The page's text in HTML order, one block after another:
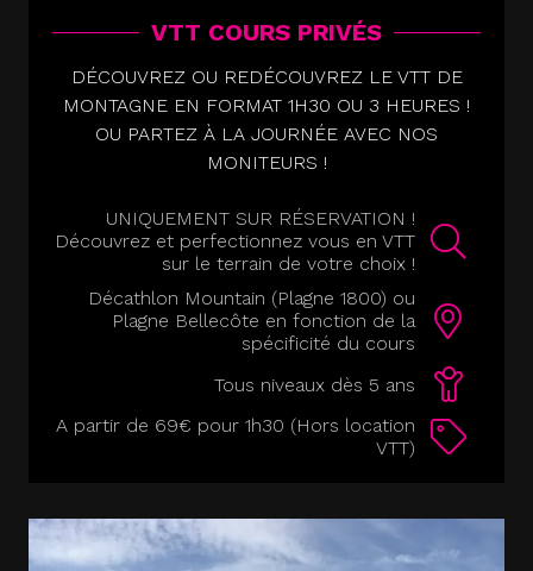
VTT COURS PRIVÉS
DÉCOUVREZ OU REDÉCOUVREZ LE VTT DE
MONTAGNE EN FORMAT 1H30 OU 3 HEURES !
OU PARTEZ À LA JOURNÉE AVEC NOS
MONITEURS !
UNIQUEMENT SUR RÉSERVATION !
Découvrez et perfectionnez vous en VTT
sur le terrain de votre choix !
Décathlon Mountain (Plagne 1800) ou
Plagne Bellecôte en fonction de la
spécificité du cours
Tous niveaux dès 5 ans
A partir de 69€ pour 1h30 (Hors location
VTT)